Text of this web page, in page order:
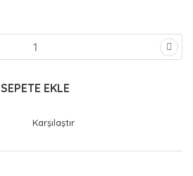
SEPETE EKLE
Karşılaştır